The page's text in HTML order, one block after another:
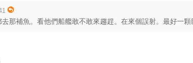
那補魚。看他們船艦敢不敢來趨趕。在來個誤射。最好一